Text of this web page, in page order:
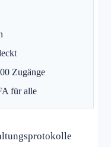
Zugänge
für alle